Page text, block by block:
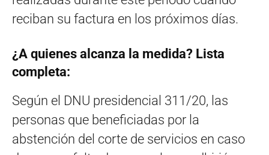
reciban su factura en los próximos días.
¿A quienes alcanza la medida? Lista
completa:
Según el DNU presidencial 311/20, las
personas que beneficiadas por la
abstención del corte de servicios en caso